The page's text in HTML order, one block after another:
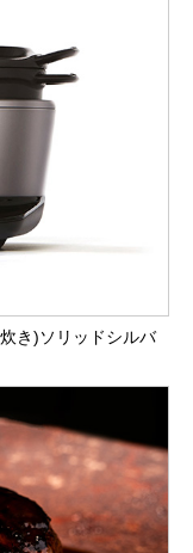
き)ソリッドシルバ